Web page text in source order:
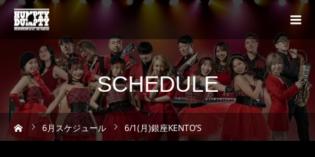
SCHEDULE
ム 6月スケジュール 6/1(月)銀座KENTO’S